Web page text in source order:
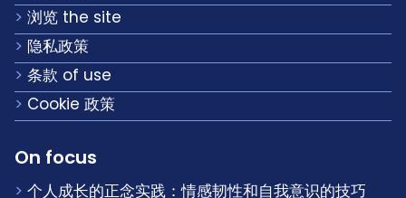
浏览 the site
隐私政策
条款 of use
Cookie 政策
On focus
个人成长的正念实践：情感韧性和自我意识的技巧